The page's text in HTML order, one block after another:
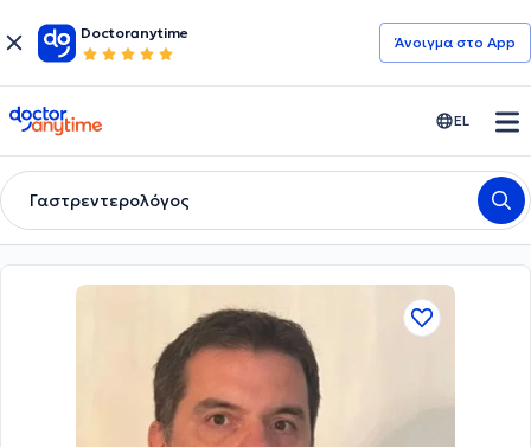
Doctoranytime
Άνοιγμα στο App
doctoranytime EL
Γαστρεντερολόγος